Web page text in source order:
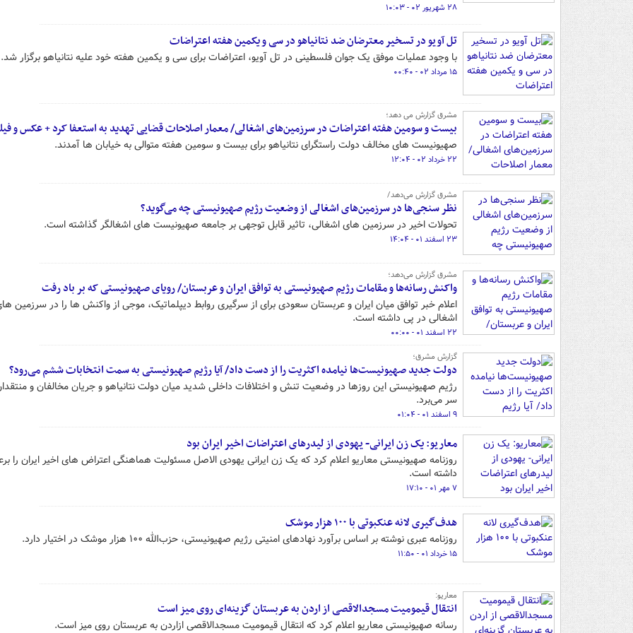
۲۸ شهریور ۰۲ - ۱۰:۰۳
تل آویو در تسخیر معترضان ضد نتانیاهو در سی و یکمین هفته اعتراضات
با وجود عملیات موفق یک جوان فلسطینی در تل آویو، اعتراضات برای سی و یکمین هفته خود علیه نتانیاهو برگزار شد.
۱۵ مرداد ۰۲ - ۰۰:۴۰
مشرق گزارش می دهد؛
بیست و سومین هفته اعتراضات در سرزمین‌های اشغالی/ معمار اصلاحات قضایی تهدید به استعفا کرد + عکس و
صهیونیست های مخالف دولت راستگرای نتانیاهو برای بیست و سومین هفته متوالی به خیابان ها آمدند.
۲۲ خرداد ۰۲ - ۱۲:۰۴
مشرق گزارش می‌دهد/
نظر سنجی‌ها در سرزمین‌های اشغالی از وضعیت رژیم صهیونیستی چه می‌گوید؟
تحولات اخیر در سرزمین های اشغالی، تاثیر قابل توجهی بر جامعه صهیونیست های اشغالگر گذاشته است.
۲۳ اسفند ۰۱ - ۱۴:۰۴
مشرق گزارش می‌دهد؛
واکنش رسانه‌ها و مقامات رژیم صهیونیستی به توافق ایران و عربستان/ رویای صهیونیستی که بر باد رفت
اعلام خبر توافق میان ایران و عربستان سعودی برای از سرگیری روابط دیپلماتیک، موجی از واکنش ها را در سرزمین
اشغالی در پی داشته است.
۲۲ اسفند ۰۱ - ۰۰:۰۰
گزارش مشرق؛
دولت جدید صهیونیست‌ها نیامده اکثریت را از دست داد/ آیا رژیم صهیونیستی به سمت انتخابات ششم می‌رود؟
رژیم صهیونیستی این روزها در وضعیت تنش و اختلافات داخلی شدید میان دولت نتانیاهو و جریان مخالفان و
سر می‌برد.
۹ اسفند ۰۱ - ۰۱:۰۴
معاریو: یک زن ایرانی- یهودی از لیدرهای اعتراضات اخیر ایران بود
روزنامه صهیونیستی معاریو اعلام کرد که یک زن ایرانی یهودی الاصل مسئولیت هماهنگی اعتراض های اخیر ایران را
داشته است.
۷ مهر ۰۱ - ۱۷:۱۰
هدف‌گیری لانه عنکبوتی با ۱۰۰ هزار موشک
روزنامه عبری نوشته بر اساس برآورد نهادهای امنیتی رژیم صهیونیستی، حزب‌الله ۱۰۰ هزار موشک در اختیار دارد.
۱۵ خرداد ۰۱ - ۱۱:۵۰
معاریو:
انتقال قیمومیت مسجدالاقصی از اردن به عربستان گزینه‌ای روی میز است
رسانه صهیونیستی معاریو اعلام کرد که انتقال قیمومیت مسجدالاقصی ازاردن به عربستان روی میز است.